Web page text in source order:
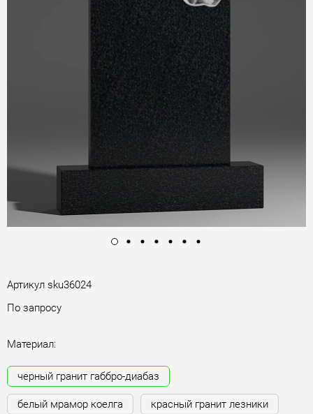
Артикул sku36024
По запросу
Материал:
черный гранит габбро-диабаз
белый мрамор коелга красный гранит лезники